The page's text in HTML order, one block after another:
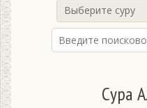
Выберите суру
Сура